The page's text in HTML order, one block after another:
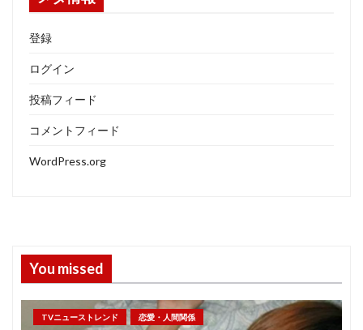
登録
ログイン
投稿フィード
コメントフィード
WordPress.org
You missed
TVニューストレンド 恋愛・人間関係